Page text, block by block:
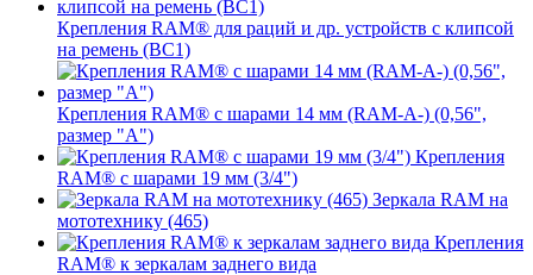
Крепления RAM® для раций и др. устройств с клипсой
на ремень (BC1)
Крепления RAM® с шарами 14 мм (RAM-A-) (0,56",
размер "A")
Крепления
RAM® с шарами 19 мм (3/4")
Зеркала RAM на
мототехнику (465)
Крепления
RAM® к зеркалам заднего вида